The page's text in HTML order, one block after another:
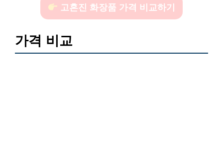
고혼진 화장품 가격 비교하기
가격 비교